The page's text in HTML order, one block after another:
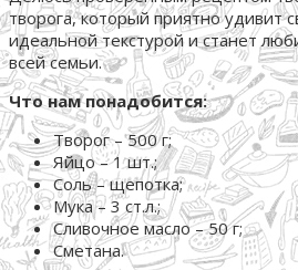
творога, который приятно удивит
идеальной текстурой и станет
всей семьи.
Что нам понадобится:
Творог – 500 г;
Яйцо – 1 шт.;
Соль – щепотка;
Мука – 3 ст.л.;
Сливочное масло – 50 г;
Сметана.